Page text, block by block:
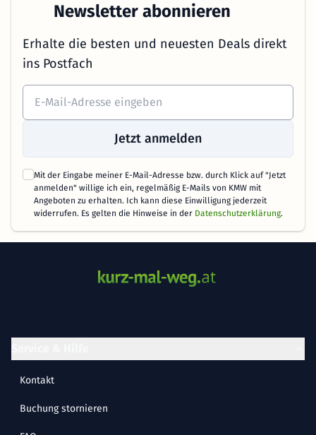
Newsletter abonnieren
Erhalte die besten und neuesten Deals direkt
ins Postfach
Jetzt anmelden
Mit der Eingabe meiner E-Mail-Adresse bzw. durch Klick auf "Jetzt
anmelden" willige ich ein, regelmäßig E-Mails von KMW mit
Angeboten zu erhalten. Ich kann diese Einwilligung jederzeit
widerrufen. Es gelten die Hinweise in der Datenschutzerklärung.
Kontakt
Buchung stornieren